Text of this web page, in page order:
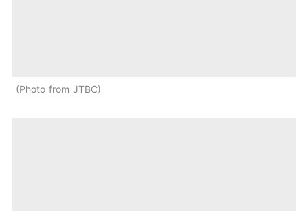
Photo from JTBC